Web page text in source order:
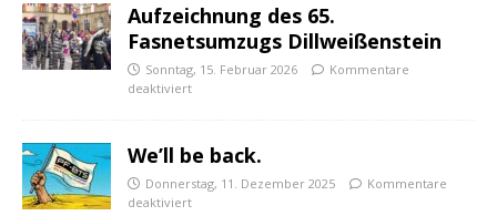
Aufzeichnung des 65.
Fasnetsumzugs Dillweißenstein
Sonntag, 15. Februar 2026
Kommentare
deaktiviert
We’ll be back.
Donnerstag, 11. Dezember 2025
Kommentare
deaktiviert